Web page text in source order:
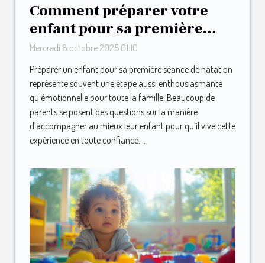
Comment préparer votre
enfant pour sa première
séance de natation ?
Mercredi 8 octobre 2025 01:10
Préparer un enfant pour sa première séance de natation
représente souvent une étape aussi enthousiasmante
qu'émotionnelle pour toute la famille. Beaucoup de
parents se posent des questions sur la manière
d’accompagner au mieux leur enfant pour qu’il vive cette
expérience en toute confiance....